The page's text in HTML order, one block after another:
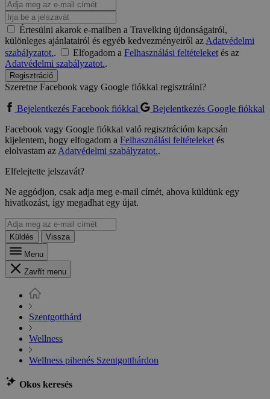
Értesülni akarok e-mailben a Travelking újdonságairól,
különleges ajánlatairól és egyéb kedvezményeiről azAdatvédelmi
szabályzatot.. Elfogadom a Felhasználási feltételeketés az
Adatvédelmi szabályzatot..
Regisztráció
Szeretne Facebook vagy Google fiókkal regisztrálni?
Bejelentkezés Facebook fiókkal
Bejelentkezés Google fiókkal
Facebook vagy Google fiókkal való regisztrációm kapcsán
kijelentem, hogy elfogadom a Felhasználási feltételeketés
elolvastam azAdatvédelmi szabályzatot..
Elfelejtette jelszavát?
Ne aggódjon, csak adja meg e-mail címét, ahova küldünk egy
hivatkozást, így megadhat egy újat.
Küldés
Vissza
Menu
Zavřít menu
Szentgotthárd
Wellness
Wellness pihenés Szentgotthárdon
Okos keresés